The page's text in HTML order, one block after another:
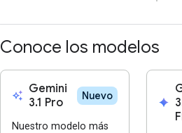
Conoce los modelos
auto_awesome Gemini
3.1 Pro
Nuevo
Nuestro modelo más
spark